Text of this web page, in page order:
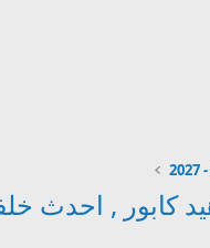
, احدث خلفيات